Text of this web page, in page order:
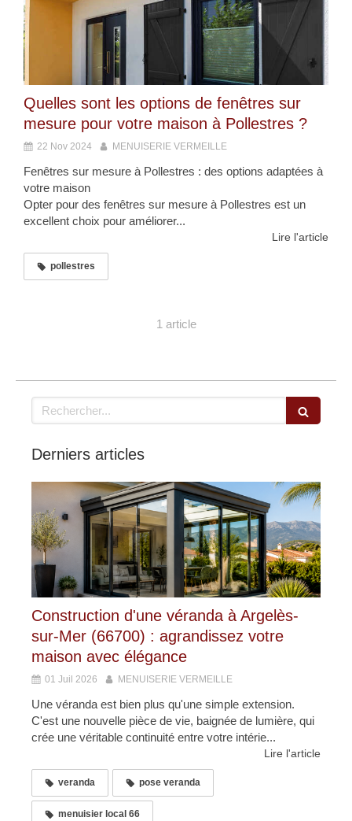
Quelles sont les options de fenêtres sur
mesure pour votre maison à Pollestres ?
22 Nov 2024 MENUISERIE VERMEILLE
Fenêtres sur mesure à Pollestres : des options adaptées à
votre maison
Opter pour des fenêtres sur mesure à Pollestres est un
excellent choix pour améliorer...
Lire l'article
pollestres
1 article
Rechercher
Derniers articles
Construction d'une véranda à Argelès-
sur-Mer (66700) : agrandissez votre
maison avec élégance
01 Juil 2026 MENUISERIE VERMEILLE
Une véranda est bien plus qu'une simple extension.
C'est une nouvelle pièce de vie, baignée de lumière, qui
crée une véritable continuité entre votre intérie...
Lire l'article
veranda pose veranda
menuisier local 66